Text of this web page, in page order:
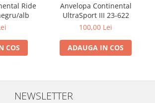
Ride
alb
COS
Anvelopa Continental
UltraSport III 23-622
100,00 Lei
ADAUGA IN COS
NEWSLETTER